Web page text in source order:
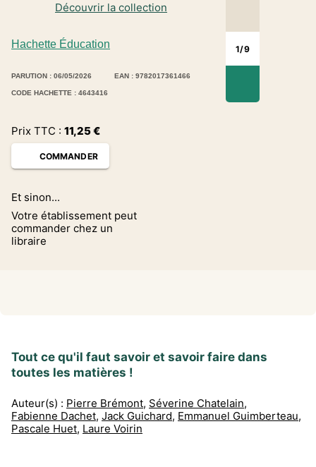
1/9
Hachette Éducation
Découvrir la collection
PARUTION : 06/05/2026 EAN : 9782017361466
CODE HACHETTE : 4643416
Prix TTC : 11,25€
COMMANDER
Et sinon...
Votre établissement peut
commander chez un
libraire
Tout ce qu'il faut savoir et savoir faire dans
toutes les matières !
Auteur(s) : Pierre Brémont, Séverine Chatelain,
Fabienne Dachet, Jack Guichard, Emmanuel Guimberteau,
Pascale Huet, Laure Voirin